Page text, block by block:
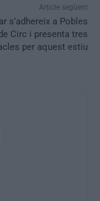
Article següent
s’adhereix a Pobles
Circ i presenta tres
per aquest estiu